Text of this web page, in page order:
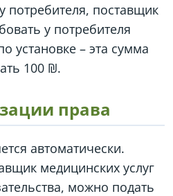
потребителя, поставщик
у потребителя
установке – эта сумма
100 ₪.
права
автоматически.
медицинских услуг
можно подать